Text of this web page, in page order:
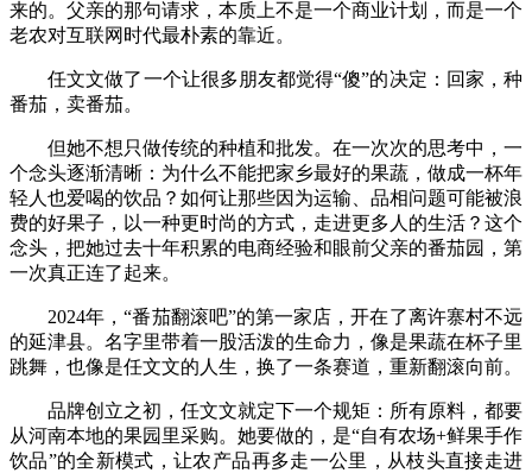
来的。父亲的那句请求，本质上不是一个商业计划，而是一个
老农对互联网时代最朴素的靠近。
任文文做了一个让很多朋友都觉得“傻”的决定：回家，种
番茄，卖番茄。
但她不想只做传统的种植和批发。在一次次的思考中，一
个念头逐渐清晰：为什么不能把家乡最好的果蔬，做成一杯年
轻人也爱喝的饮品？如何让那些因为运输、品相问题可能被浪
费的好果子，以一种更时尚的方式，走进更多人的生活？这个
念头，把她过去十年积累的电商经验和眼前父亲的番茄园，第
一次真正连了起来。
2024年，“番茄翻滚吧”的第一家店，开在了离许寨村不远
的延津县。名字里带着一股活泼的生命力，像是果蔬在杯子里
跳舞，也像是任文文的人生，换了一条赛道，重新翻滚向前。
品牌创立之初，任文文就定下一个规矩：所有原料，都要
从河南本地的果园里采购。她要做的，是“自有农场+鲜果手作
饮品”的全新模式，让农产品再多走一公里，从枝头直接走进